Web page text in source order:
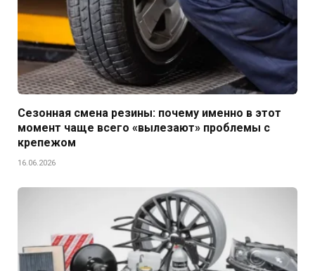
Сезонная смена резины: почему именно в этот
момент чаще всего «вылезают» проблемы с
крепежом
16.06.2026